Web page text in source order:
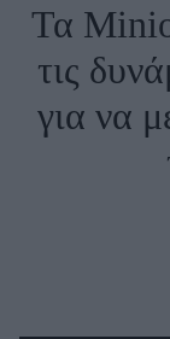
Fashion
Shopping
Styling Tips
Fashion News
Τα
τις
για να